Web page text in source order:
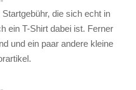
die sich echt in
ein T-Shirt dabei ist. Ferner
und ein paar andere kleine